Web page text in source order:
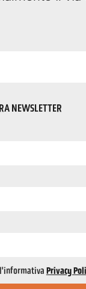
NEWSLETTER
Privacy